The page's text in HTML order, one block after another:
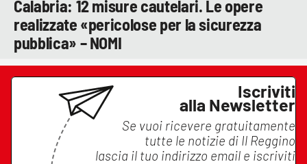
Calabria: 12 misure cautelari. Le opere
realizzate «pericolose per la sicurezza
pubblica» – NOMI
Iscriviti
alla Newsletter
Se vuoi ricevere gratuitamente
tutte le notizie di Il Reggino
lascia il tuo indirizzo email e iscriviti